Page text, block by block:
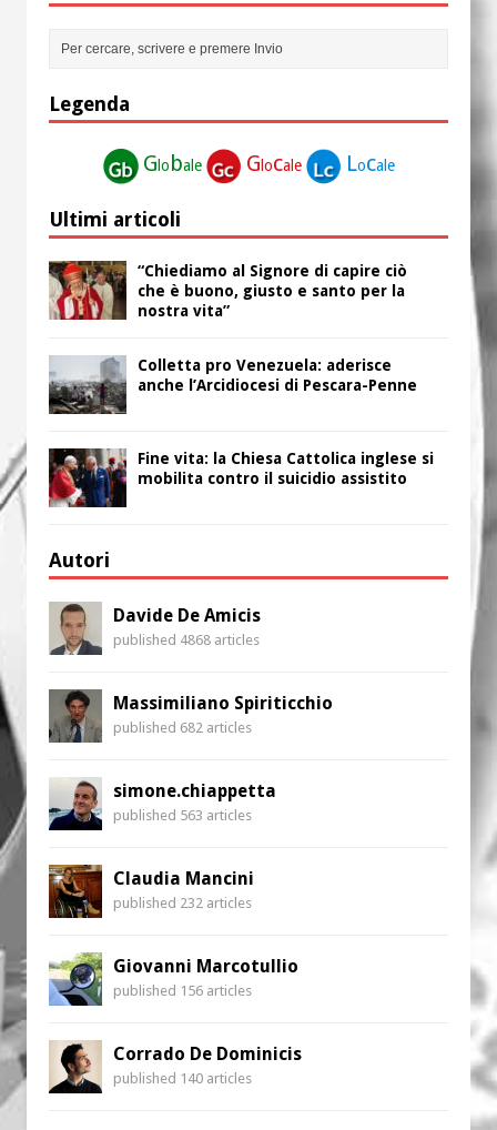
Legenda
Globale Glocale Locale
Ultimi articoli
“Chiediamo al Signore di capire ciò
che è buono, giusto e santo per la
nostra vita”
Colletta pro Venezuela: aderisce
anche l’Arcidiocesi di Pescara-Penne
Fine vita: la Chiesa Cattolica inglese si
mobilita contro il suicidio assistito
Autori
Davide De Amicis
published 4868 articles
Massimiliano Spiriticchio
published 682 articles
simone.chiappetta
published 563 articles
Claudia Mancini
published 232 articles
Giovanni Marcotullio
published 156 articles
Corrado De Dominicis
published 140 articles